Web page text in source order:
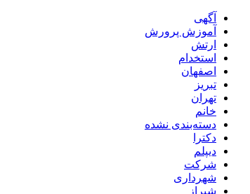
آگهی
آموزش پرورش
ارتش
استخدام
اصفهان
تبریز
تهران
خانم
دسته‌بندی نشده
دکترا
دیپلم
شرکت
شهرداری
شیراز